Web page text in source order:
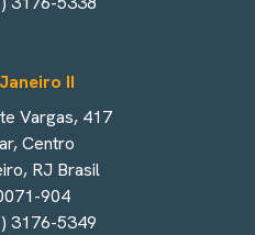
II
Vargas, 417
Centro
RJ Brasil
904
3176-5349